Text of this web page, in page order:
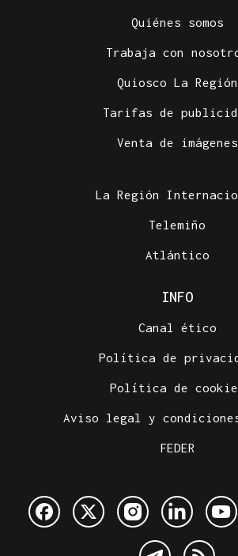
Quiénes somos
Trabaja con
Quiosco La Región
Tarifas de
Venta de imágenes
La Región
Telemiño
Atlántico
INFO
Canal ético
Política de
Política de
Aviso legal y
FEDER